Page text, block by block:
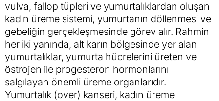
vulva, fallop tüpleri ve yumurtalıklardan oluşan
kadın üreme sistemi, yumurtanın döllenmesi ve
gebeliğin gerçekleşmesinde görev alır. Rahmin
her iki yanında, alt karın bölgesinde yer alan
yumurtalıklar, yumurta hücrelerini üreten ve
östrojen ile progesteron hormonlarını
salgılayan önemli üreme organlarıdır.
Yumurtalık (over) kanseri, kadın üreme